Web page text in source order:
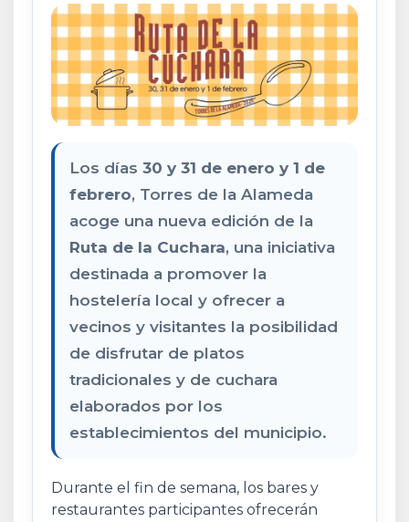
Los días 30 y 31 de enero y 1 de
febrero, Torres de la Alameda
acoge una nueva edición de la
Ruta de la Cuchara, una iniciativa
destinada a promover la
hostelería local y ofrecer a
vecinos y visitantes la posibilidad
de disfrutar de platos
tradicionales y de cuchara
elaborados por los
establecimientos del municipio.
Durante el fin de semana, los bares y
restaurantes participantes ofrecerán